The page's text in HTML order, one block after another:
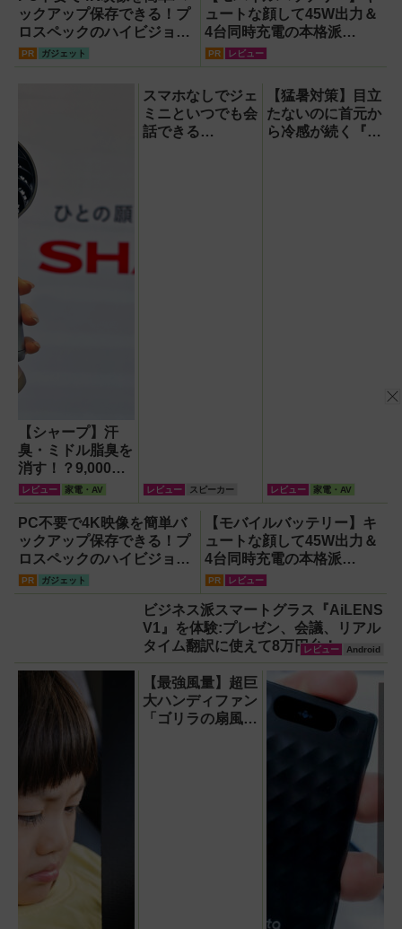
ックアップ保存できる！プ
ロスペックのハイビジョン
レコーダー『HVE705-
PR ガジェット
ュートな顔して45W出力＆
4台同時充電の本格派
『RORRY CharmGo オー
バイルファンもノートPCも
安心
PR レビュー
【シャープ】汗
臭・ミドル脂臭を
消す！？9,000円
超でも売れる高級
ハンディファン
『PJ-HS01』が
凄すぎる
レビュー 家電・AV
スマホなしでジェ
ミニといつでも会
話できる
レビュー スピーカー
【猛暑対策】目立
たないのに首元か
ら冷感が続く『レ
レビュー 家電・AV
PC不要で4K映像を簡単バ
ックアップ保存できる！プ
ロスペックのハイビジョン
レコーダー『HVE705-
PRO』
PR ガジェット
【モバイルバッテリー】キ
ュートな顔して45W出力＆
4台同時充電の本格派
『RORRY CharmGo オー
ルインミニ』でスマホもモ
バイルファンもノートPCも
安心
PR レビュー
ビジネス派スマートグラス『AiLENS
V1』を体験:プレゼン、会議、リアル
タイム翻訳に使えて8万円台！
レビュー Android
【最強風量】超巨
大ハンディファン
「ゴリラの扇風